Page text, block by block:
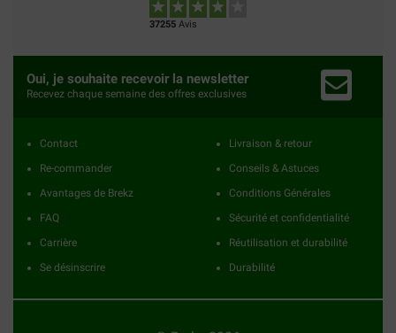
37255 Avis
Oui, je souhaite recevoir la newsletter
Recevez chaque semaine des offres exclusives
Contact
Re-commander
Avantages de Brekz
FAQ
Carrière
Se désinscrire
Livraison & retour
Conseils & Astuces
Conditions Générales
Sécurité et confidentialité
Réutilisation et durabilité
Durabilité